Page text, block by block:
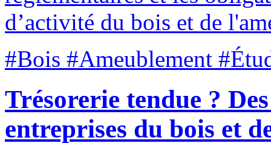
d’activité du bois et de
#Bois #Ameublement
Trésorerie tendue ?
entreprises du bois et